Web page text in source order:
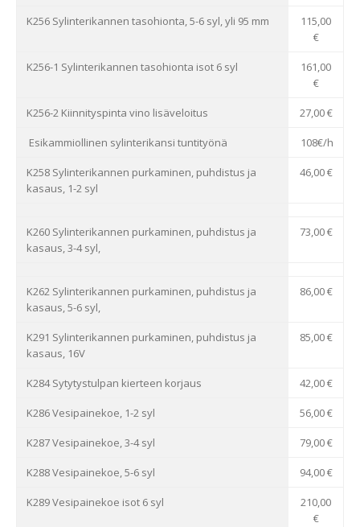
K256 Sylinterikannen tasohionta, 5-6 syl, yli 95 mm
115,00
€
K256-1 Sylinterikannen tasohionta isot 6 syl
161,00
€
K256-2 Kiinnityspinta vino lisäveloitus 27,00 €
Esikammiollinen sylinterikansi tuntityönä 108€/h
K258 Sylinterikannen purkaminen, puhdistus ja
kasaus, 1-2 syl
46,00 €
K260 Sylinterikannen purkaminen, puhdistus ja
kasaus, 3-4 syl,
73,00 €
K262 Sylinterikannen purkaminen, puhdistus ja
kasaus, 5-6 syl,
86,00 €
K291 Sylinterikannen purkaminen, puhdistus ja
kasaus, 16V
85,00 €
K284 Sytytystulpan kierteen korjaus 42,00 €
K286 Vesipainekoe, 1-2 syl 56,00 €
K287 Vesipainekoe, 3-4 syl 79,00 €
K288 Vesipainekoe, 5-6 syl 94,00 €
K289 Vesipainekoe isot 6 syl
210,00
€